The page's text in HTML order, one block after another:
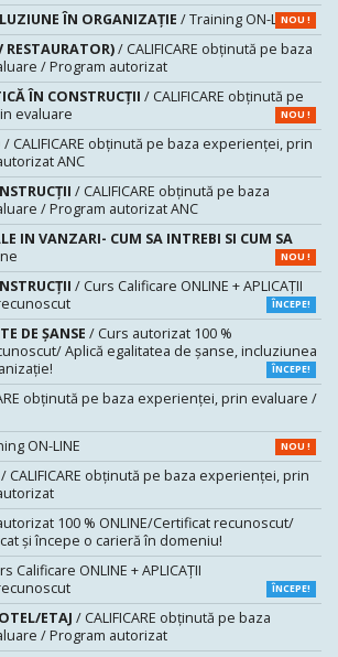
ÎN ORGANIZAȚIE / Training ON-LINE
NOU !
RESTAURATOR)/ CALIFICARE obținută pe baza
/ Program autorizat
ÎN CONSTRUCȚII / CALIFICARE obținută pe
evaluare
NOU !
/ CALIFICARE obținută pe baza experienței, prin
ANC
/ CALIFICARE obținută pe baza
/ Program autorizat ANC
IN VANZARI- CUM SA INTREBI SI CUM SA
NOU !
/ Curs Calificare ONLINE + APLICAȚII
ÎNCEPE!
DE ȘANSE / Curs autorizat 100 %
Aplică egalitatea de șanse, incluziunea
ÎNCEPE!
obținută pe baza experienței, prin evaluare /
ON-LINE NOU !
/ CALIFICARE obținută pe baza experienței, prin
100 % ONLINE/Certificat recunoscut/
și începe o carieră în domeniu!
Calificare ONLINE + APLICAȚII
ÎNCEPE!
ETAJ / CALIFICARE obținută pe baza
/ Program autorizat